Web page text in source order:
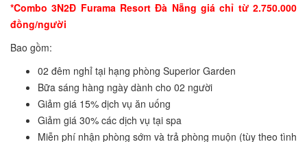
*Combo 3N2Đ Furama Resort Đà Nẵng giá chỉ từ 2.750.000
đồng/người
Bao gồm:
02 đêm nghỉ tại hạng phòng Superior Garden
Bữa sáng hàng ngày dành cho 02 người
Giảm giá 15% dịch vụ ăn uống
Giảm giá 30% các dịch vụ tại spa
Miễn phí nhận phòng sớm và trả phòng muộn (tùy theo tình